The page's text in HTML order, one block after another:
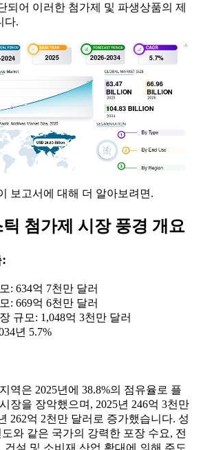
되어 이러한 첨가제 및 파생상품의 제
다.
보고서에 대해 더 알아보려면.
첨가제 시장 풍경 개요
: 634억 7천만 달러
: 669억 6천만 달러
규모: 1,048억 3천만 달러
년 5.7%
역은 2025년에 38.8%의 점유율로 플
장을 장악했으며, 2025년 246억 3천만
262억 2천만 달러로 증가했습니다. 성
와 같은 국가의 강력한 포장 수요, 전